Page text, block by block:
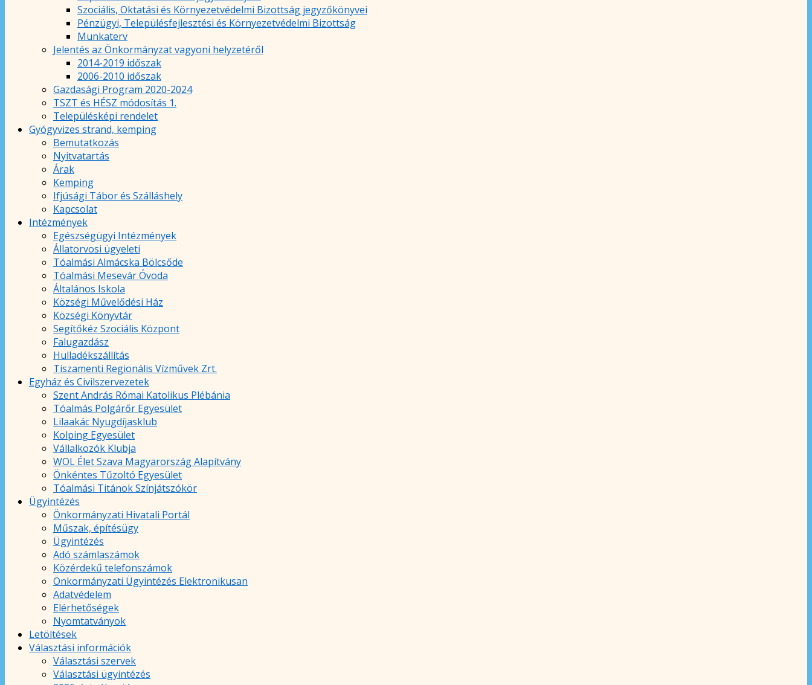
Szociális, Oktatási és Környezetvédelmi Bizottság jegyzőkönyvei
Pénzügyi, Településfejlesztési és Környezetvédelmi Bizottság
Munkaterv
Jelentés az Önkormányzat vagyoni helyzetéről
2014-2019 időszak
2006-2010 időszak
Gazdasági Program 2020-2024
TSZT és HÉSZ módosítás 1.
Településképi rendelet
Gyógyvizes strand, kemping
Bemutatkozás
Nyitvatartás
Árak
Kemping
Ifjúsági Tábor és Szálláshely
Kapcsolat
Intézmények
Egészségügyi Intézmények
Állatorvosi ügyeleti
Tóalmási Almácska Bölcsőde
Tóalmási Mesevár Óvoda
Általános Iskola
Községi Művelődési Ház
Községi Könyvtár
Segítőkéz Szociális Központ
Falugazdász
Hulladékszállítás
Tiszamenti Regionális Vízművek Zrt.
Egyház és Civilszervezetek
Szent András Római Katolikus Plébánia
Tóalmás Polgárőr Egyesület
Lilaakác Nyugdíjasklub
Kolping Egyesület
Vállalkozók Klubja
WOL Élet Szava Magyarország Alapítvány
Önkéntes Tűzoltó Egyesület
Tóalmási Titánok Színjátszókör
Ügyintézés
Önkormányzati Hivatali Portál
Műszak, építésügy
Ügyintézés
Adó számlaszámok
Közérdekű telefonszámok
Önkormányzati Ügyintézés Elektronikusan
Adatvédelem
Elérhetőségek
Nyomtatványok
Letöltések
Választási információk
Választási szervek
Választási ügyintézés